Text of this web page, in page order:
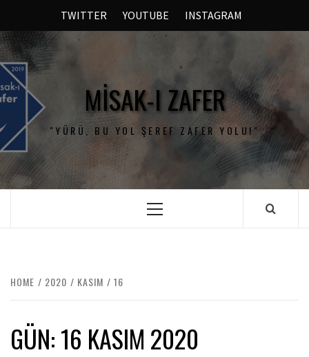
TWITTER YOUTUBE INSTAGRAM
MISAK-I ZAFER
"YÜRÜ, BU YOL ŞEREF ZAFER YOLU!"
HOME 2020 KASIM 16
GÜN:16 KASIM 2020